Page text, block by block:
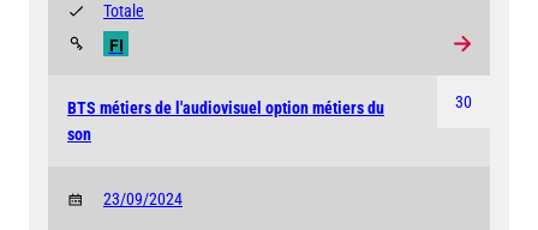
FI
Totale
30
BTS métiers de l'audiovisuel option métiers du
son
23/09/2024